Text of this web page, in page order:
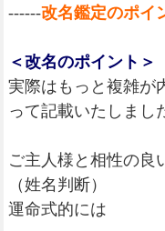
------改名鑑定のポイ
＜改名のポイント＞
実際はもっと複雑が
って記載いたしまし
ご主人様と相性の良
（姓名判断）
運命式的には